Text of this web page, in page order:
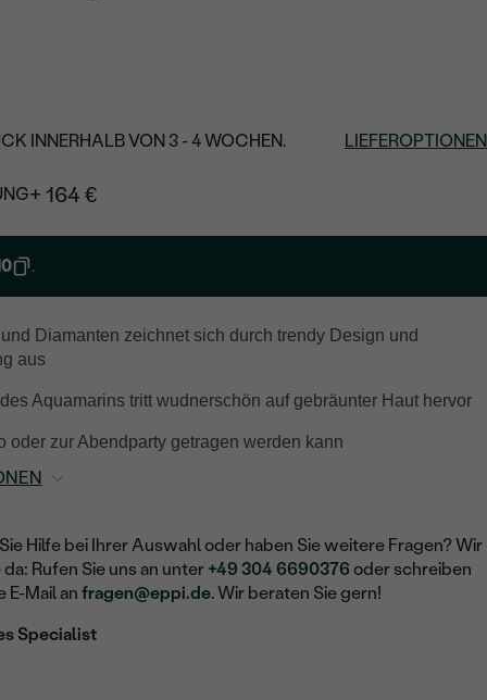
INNERHALB VON 3 - 4 WOCHEN. LIEFEROPTIONEN
+ 164 €
.
Diamanten zeichnet sich durch trendy Design und
aus
Aquamarins tritt wudnerschön auf gebräunter Haut hervor
oder zur Abendparty getragen werden kann
Hilfe bei Ihrer Auswahl oder haben Sie weitere Fragen? Wir
Rufen Sie uns an unter +49 304 6690376 oder schreiben
E-Mail anfragen@eppi.de. Wir beraten Sie gern!
Specialist